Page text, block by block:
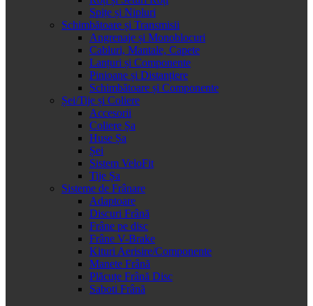
Spițe și Nipluri
Schimbătoare și Transmisii
Angrenaje și Monoblocuri
Cabluri, Mantale, Capete
Lanțuri și Componente
Pinioane și Distanțiere
Schimbătoare și Componente
Șei/Tije și Coliere
Accesorii
Coliere Șa
Huse Șa
Șei
Sistem VeloFit
Tije Șa
Sisteme de Frânare
Adaptoare
Discuri Frână
Frâne pe disc
Frâne V-Brake
Kituri Aerisire/Componente
Manete Frână
Plăcuțe Frână Disc
Saboti Frână